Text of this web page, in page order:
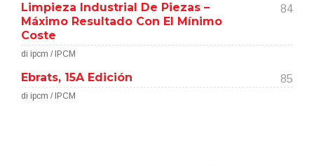
Limpieza Industrial De Piezas –
Máximo Resultado Con El Mínimo
Coste
84
di ipcm / IPCM
Ebrats, 15A Edición 85
di ipcm / IPCM